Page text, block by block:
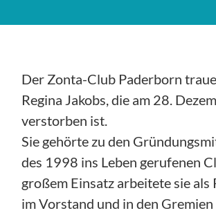
Der Zonta-Club Paderborn
Regina Jakobs, die am 28.
verstorben ist.
Sie gehörte zu den
des 1998 ins Leben gerufenen
großem Einsatz arbeitete sie als
im Vorstand und in den Gremien